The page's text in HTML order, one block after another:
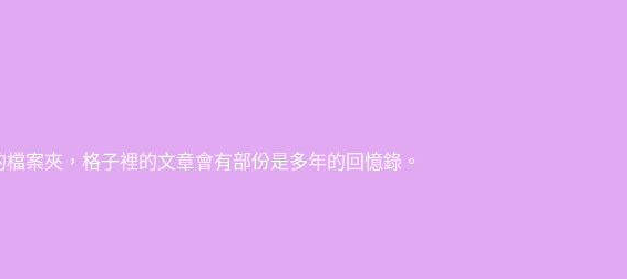
案夾，格子裡的文章會有部份是多年的回憶錄。